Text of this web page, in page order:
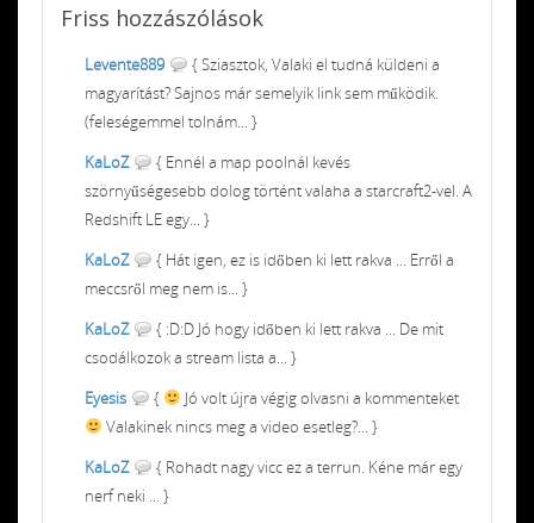
Friss hozzászólások
Levente889
{ Sziasztok, Valaki el tudná küldeni a
magyarítást? Sajnos már semelyik link sem működik.
(feleségemmel tolnám... }
KaLoZ
{ Ennél a map poolnál kevés
szörnyűségesebb dolog történt valaha a starcraft2-vel. A
Redshift LE egy... }
KaLoZ
{ Hát igen, ez is időben ki lett rakva ... Erről a
meccsről meg nem is... }
KaLoZ
{ :D:D Jó hogy időben ki lett rakva ... De mit
csodálkozok a stream lista a... }
Eyesis
{
Jó volt újra végig olvasni a kommenteket
Valakinek nincs meg a video esetleg?... }
KaLoZ
{ Rohadt nagy vicc ez a terrun. Kéne már egy
nerf neki ... }